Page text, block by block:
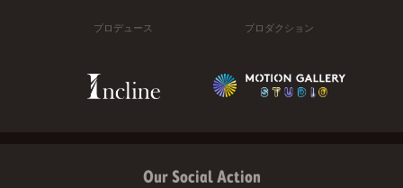
プロデュース プロダクション
Our Social Action